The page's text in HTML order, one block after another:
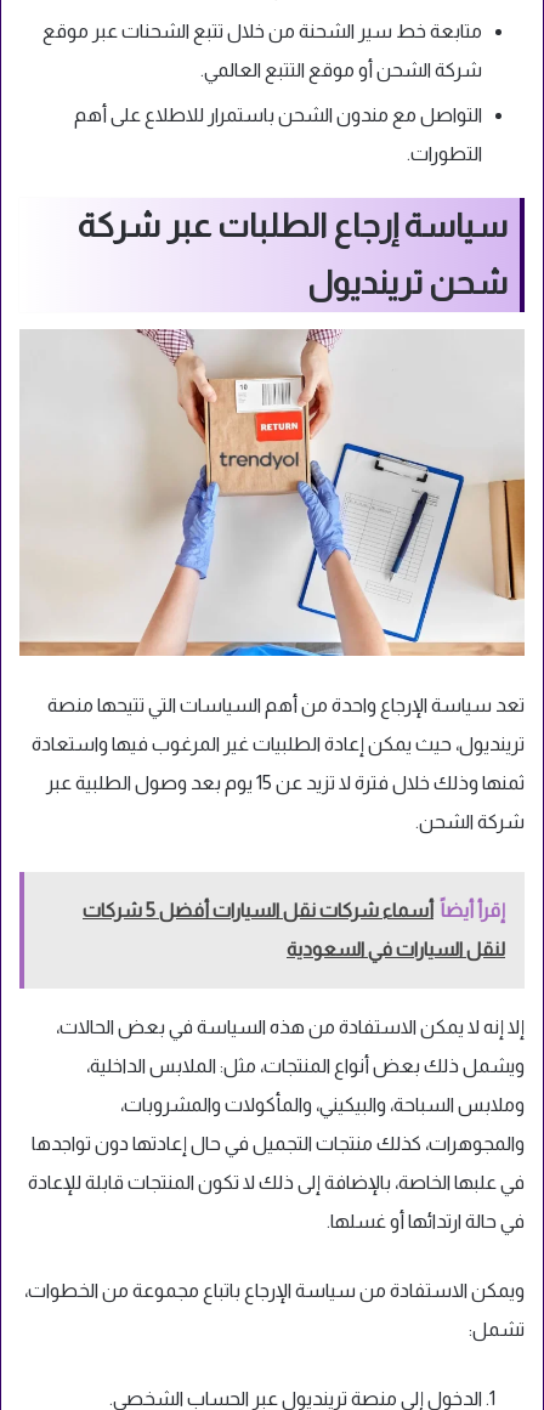
متابعة خط سير الشحنة من خلال تتبع الشحنات عبر موقع
شركة الشحن أو موقع التتبع العالمي.
التواصل مع مندون الشحن باستمرار للاطلاع على أهم
التطورات.
سياسة إرجاع الطلبات عبر شركة
شحن ترينديول
تعد سياسة الإرجاع واحدة من أهم السياسات التي تتيحها منصة
ترينديول، حيث يمكن إعادة الطلبيات غير المرغوب فيها واستعادة
ثمنها وذلك خلال فترة لا تزيد عن 15 يوم بعد وصول الطلبية عبر
شركة الشحن.
إقرأ أيضاً
أسماء شركات نقل السيارات أفضل 5 شركات
لنقل السيارات في السعودية
إلا إنه لا يمكن الاستفادة من هذه السياسة في بعض الحالات،
ويشمل ذلك بعض أنواع المنتجات، مثل: الملابس الداخلية،
وملابس السباحة، والبيكيني، والمأكولات والمشروبات،
والمجوهرات، كذلك منتجات التجميل في حال إعادتها دون تواجدها
في علبها الخاصة، بالإضافة إلى ذلك لا تكون المنتجات قابلة للإعادة
في حالة ارتدائها أو غسلها.
ويمكن الاستفادة من سياسة الإرجاع باتباع مجموعة من الخطوات،
تشمل:
الدخول إلى منصة ترينديول عبر الحساب الشخصي.